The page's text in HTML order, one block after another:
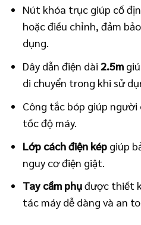
Nút khóa trục giúp cố
hoặc điều chỉnh, đảm
dụng.
Dây dẫn điện dài2.5m
di chuyển trong khi sử
Công tắc bóp giúp người
tốc độ máy.
Lớp cách điện kép giúp
nguy cơ điện giật.
Tay cầm phụđược thiết
tác máy dễ dàng và an